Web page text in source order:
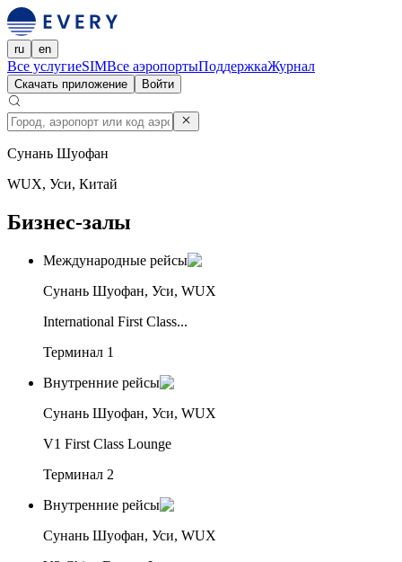
ru en
Все услугиeSIMВсе аэропортыПоддержкаЖурнал
Скачать приложение Войти
Сунань Шуофан
WUX, Уси, Китай
Бизнес-залы
Международные рейсы
Сунань Шуофан, Уси, WUX
International First Class...
Терминал 1
Внутренние рейсы
Сунань Шуофан, Уси, WUX
V1 First Class Lounge
Терминал 2
Внутренние рейсы
Сунань Шуофан, Уси, WUX